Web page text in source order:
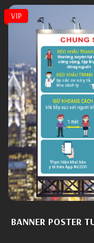
VIP
BANNER POSTER